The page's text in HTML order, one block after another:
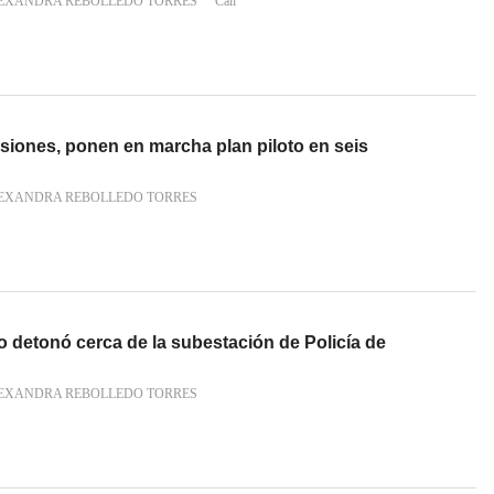
ponen en marcha plan piloto en seis
REBOLLEDO TORRES
detonó cerca de la subestación de Policía de
REBOLLEDO TORRES